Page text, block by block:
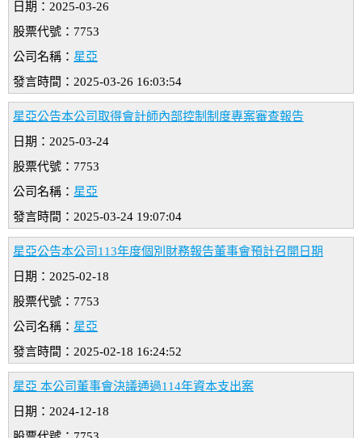
日期：2025-03-26
股票代號：7753
公司名稱： 星亞
發言時間：2025-03-26 16:03:54
星亞公告本公司取得會計師內部控制制度專案審查報告
日期：2025-03-24
股票代號：7753
公司名稱： 星亞
發言時間：2025-03-24 19:07:04
星亞公告本公司113年度個別財務報告董事會預計召開日期
日期：2025-02-18
股票代號：7753
公司名稱： 星亞
發言時間：2025-02-18 16:24:52
星亞 本公司董事會決議通過114年資本支出案
日期：2024-12-18